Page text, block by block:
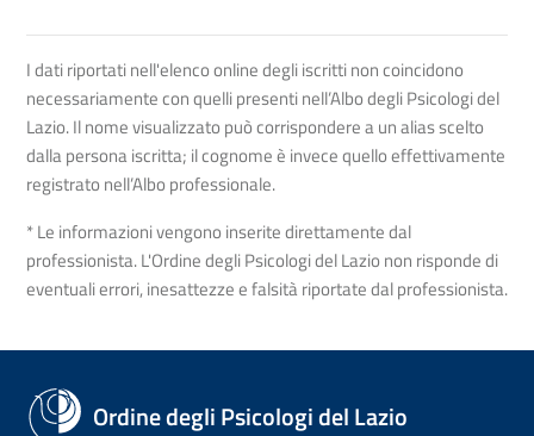
I dati riportati nell'elenco online degli iscritti non coincidono
necessariamente con quelli presenti nell’Albo degli Psicologi del
Lazio. Il nome visualizzato può corrispondere a un alias scelto
dalla persona iscritta; il cognome è invece quello effettivamente
registrato nell’Albo professionale.
* Le informazioni vengono inserite direttamente dal
professionista. L'Ordine degli Psicologi del Lazio non risponde di
eventuali errori, inesattezze e falsità riportate dal professionista.
Ordine degli Psicologi del Lazio